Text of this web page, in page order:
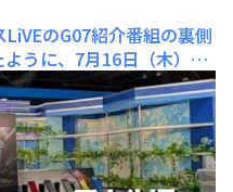
LiVEのG07紹介番組の裏側
うに、7月16日（木）20
で、TORQUE G07の紹介
ウェザーニュースキャス
さんのお二人に、約1時
を紹介してもらい、とて
います